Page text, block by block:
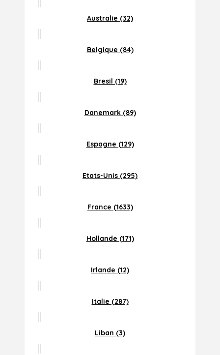
Australie (32)
Belgique (84)
Bresil (19)
Danemark (89)
Espagne (129)
Etats-Unis (295)
France (1633)
Hollande (171)
Irlande (12)
Italie (287)
Liban (3)